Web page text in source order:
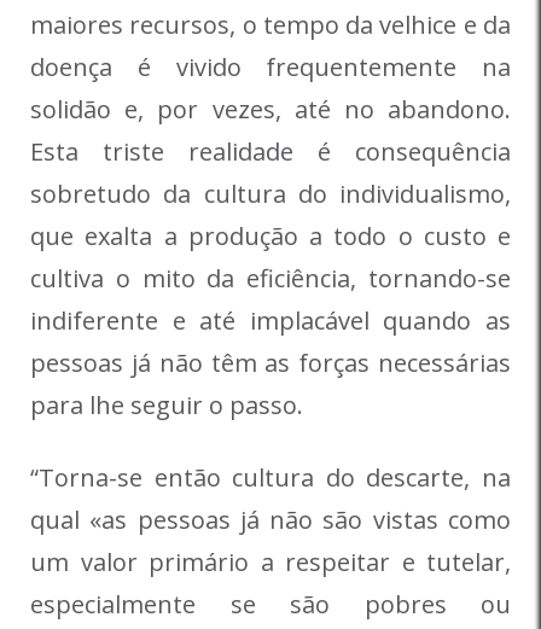
maiores recursos, o tempo da velhice e da
doença é vivido frequentemente na
solidão e, por vezes, até no abandono.
Esta triste realidade é consequência
sobretudo da cultura do individualismo,
que exalta a produção a todo o custo e
cultiva o mito da eficiência, tornando-se
indiferente e até implacável quando as
pessoas já não têm as forças necessárias
para lhe seguir o passo.
“Torna-se então cultura do descarte, na
qual «as pessoas já não são vistas como
um valor primário a respeitar e tutelar,
especialmente se são pobres ou